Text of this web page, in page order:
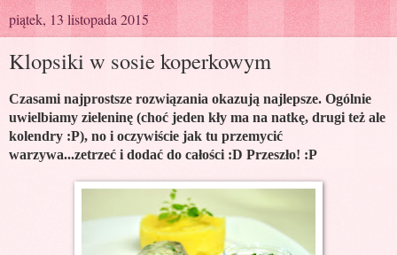
piątek, 13 listopada 2015
Klopsiki w sosie koperkowym
Czasami najprostsze rozwiązania okazują najlepsze. Ogólnie
uwielbiamy zieleninę (choć jeden kły ma na natkę, drugi też ale
kolendry :P), no i oczywiście jak tu przemycić
warzywa...zetrzeć i dodać do całości :D Przeszło! :P